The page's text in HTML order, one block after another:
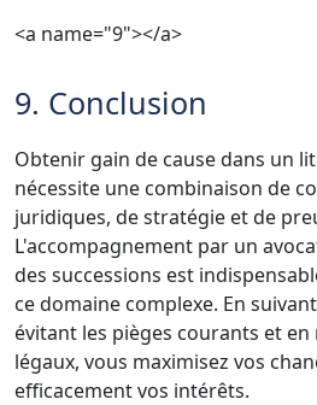
<a name="9"></a>
9. Conclusion
Obtenir gain de cause dans un
nécessite une combinaison de
juridiques, de stratégie et de
L'accompagnement par un
des successions est
ce domaine complexe. En
évitant les pièges courants et
légaux, vous maximisez vos
efficacement vos intérêts.